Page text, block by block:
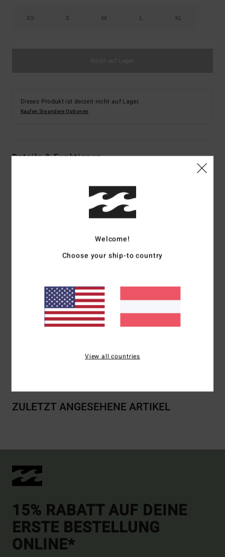
XS S M L XL
Dieses Produkt ist derzeit nicht auf Lager.
Kaufen Sie andere Optionen
Details & Funktionen
Farbcode ygf0
Cotton viscose slub
Fitted bodice, easy skirt, HPS: 34"
Branding:Metal plate.
Zusammensetzung[Main Fabric] 60% Cotton / 40%
ZULETZT ANGESEHENE ARTIKEL
15% RABATT AUF DEINE
ERSTE BESTELLUNG
ONLINE*
Welcome!
Choose your ship-to country
View all countries